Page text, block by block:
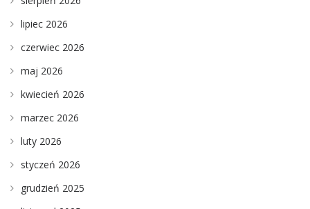
lipiec 2026
czerwiec 2026
maj 2026
kwiecień 2026
marzec 2026
luty 2026
styczeń 2026
grudzień 2025